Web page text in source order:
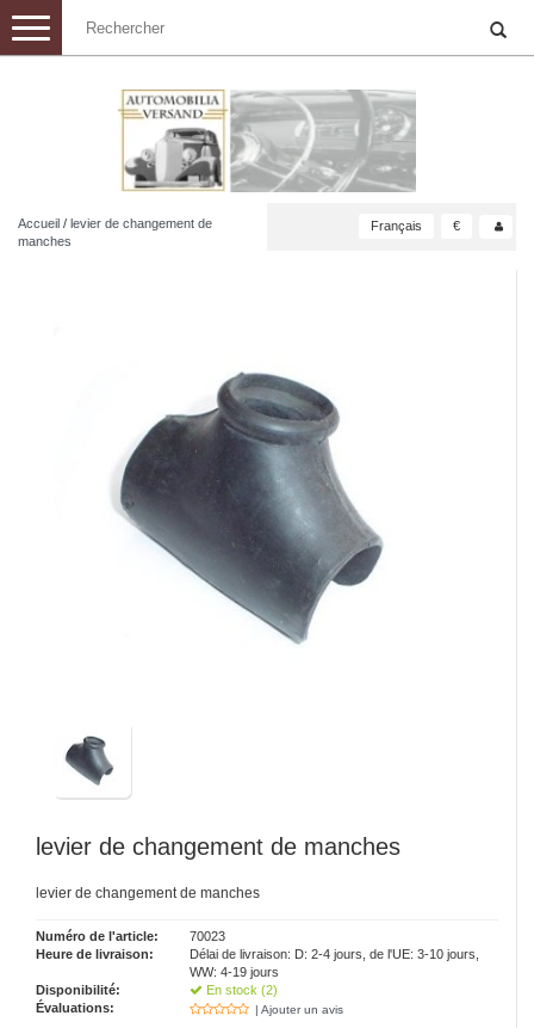
Toggle
navigation
Accueil / levier de changement de
manches
Français €
levier de changement de manches
levier de changement de manches
Numéro de l'article:
70023
Heure de livraison:
Délai de livraison: D: 2-4 jours, de l'UE: 3-10 jours,
WW: 4-19 jours
Disponibilité:
En stock (2)
Évaluations:
| Ajouter un avis